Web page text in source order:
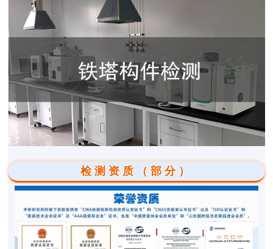
检测资质（部分）